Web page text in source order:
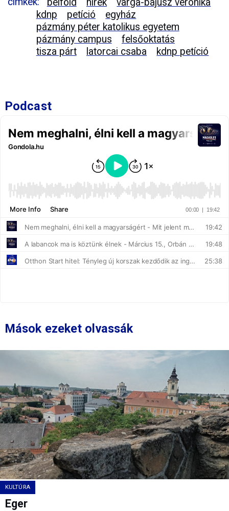
kdnp
petíció
egyház
pázmány péter katolikus egyetem
pázmány campus
felsőoktatás
tisza párt
latorcai csaba kdnp petíció
Podcast
Mások ezeket olvassák
KULTÚRA
Eger